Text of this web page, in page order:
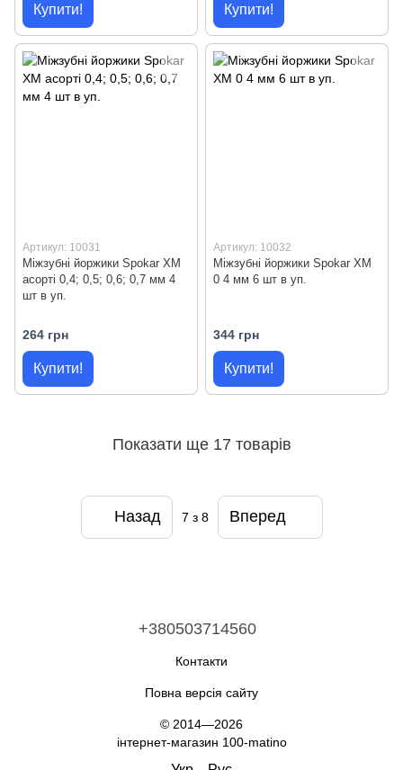
Купити! Купити!
Артикул: 10031
Міжзубні йоржики Spokar XM
асорті 0,4; 0,5; 0,6; 0,7 мм 4
шт в уп.
264 грн
Купити!
Артикул: 10032
Міжзубні йоржики Spokar XM
0 4 мм 6 шт в уп.
344 грн
Купити!
Показати ще 17 товарів
Назад 7 з 8 Вперед
+380503714560
Контакти
Повна версія сайту
© 2014—2026
інтернет-магазин 100-matino